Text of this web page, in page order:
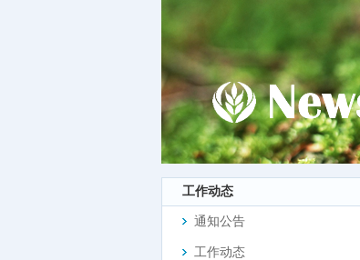
工作动态
通知公告
工作动态